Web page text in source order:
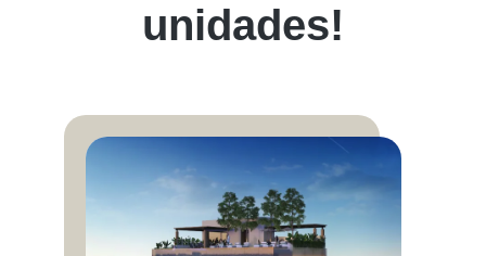
unidades!